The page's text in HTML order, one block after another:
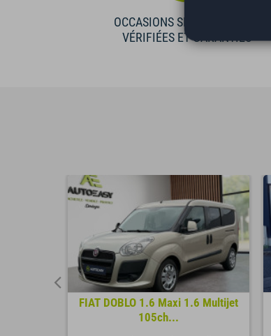
OCCASIONS SÉLECTIONNÉES
VÉRIFIÉES ET GARANTIES
FIAT DOBLO 1.6 Maxi 1.6 Multijet
105ch...